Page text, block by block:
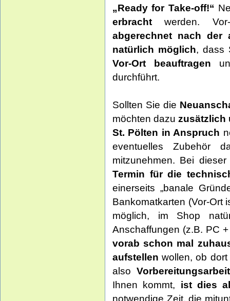
„Ready for Take-off!“
erbrachtwerden.
abgerechnet nach der
natürlich möglich, dass
Vor-Ort beauftragen
durchführt.
Sollten Sie die
möchten dazuzusätzlich
St. Pölten in Anspruch
eventuelles Zubehör
mitzunehmen. Bei
Termin für die
einerseits „banale
Bankomatkarten (Vor-Ort
möglich, im Shop
Anschaffungen (z.B. PC
vorab schon mal
aufstellen wollen, ob
also
Ihnen kommt, ist dies
notwendige Zeit, die